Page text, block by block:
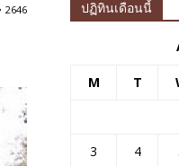
2646 ปฏิทินเดือนนี้
M T
3
4